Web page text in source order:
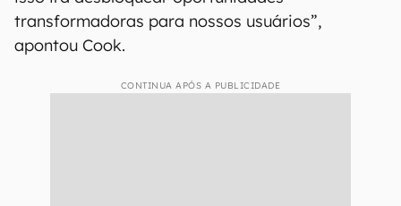
transformadoras para nossos usuários”,
apontou Cook.
CONTINUA APÓS A PUBLICIDADE